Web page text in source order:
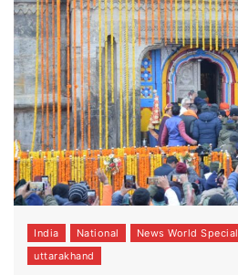
India National News World Special
uttarakhand